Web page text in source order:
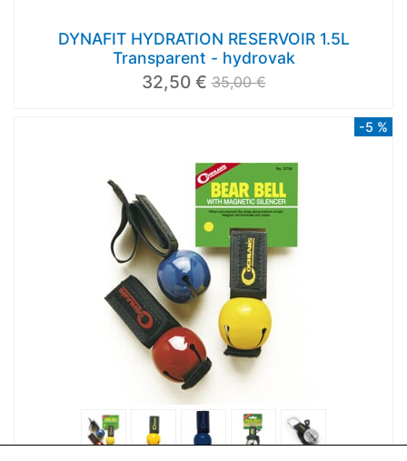
DYNAFIT HYDRATION RESERVOIR 1.5L
Transparent - hydrovak
32,50 € 35,00 €
-5 %